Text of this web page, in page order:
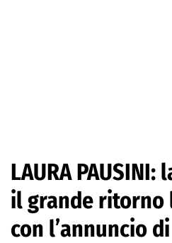
LAURA
il grande ritorno
con l’annuncio